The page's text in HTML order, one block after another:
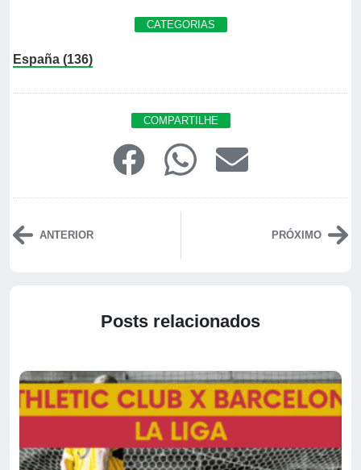
CATEGORIAS
España (136)
COMPARTILHE
ANTERIOR PRÓXIMO
Posts relacionados